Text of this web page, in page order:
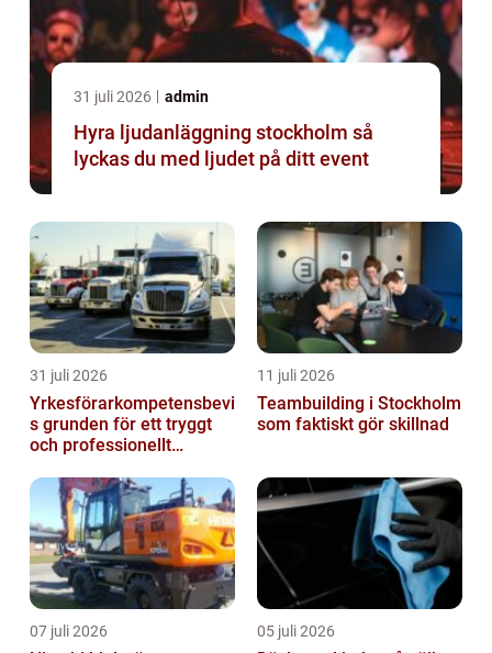
31 juli 2026 admin
Hyra ljudanläggning stockholm så
lyckas du med ljudet på ditt event
31 juli 2026
Yrkesförarkompetensbevi
s grunden för ett tryggt
och professionellt
11 juli 2026
Teambuilding i Stockholm
som faktiskt gör skillnad
07 juli 2026 05 juli 2026